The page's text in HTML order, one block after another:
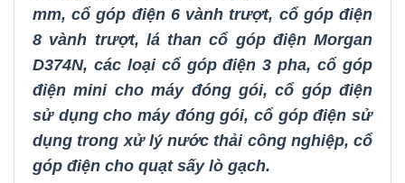
mm, cổ góp điện 6 vành trượt, cổ góp điện
8 vành trượt, lá than cổ góp điện Morgan
D374N, các loại cổ góp điện 3 pha,cổ góp
điện mini cho máy đóng gói,cổ góp điện
sử dụng cho máy đóng gói,cổ góp điện sử
dụng trong xử lý nước thải công nghiệp, cổ
góp điện cho quạt sấy lò gạch.